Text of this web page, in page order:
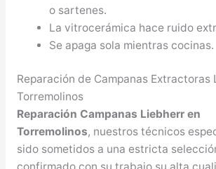
o sartenes.
La vitrocerámica hace ruido
Se apaga sola mientras cocinas.
Reparación de Campanas Extractoras
Torremolinos
Reparación Campanas Liebherr en
Torremolinos, nuestros técnicos
sido sometidos a una estricta